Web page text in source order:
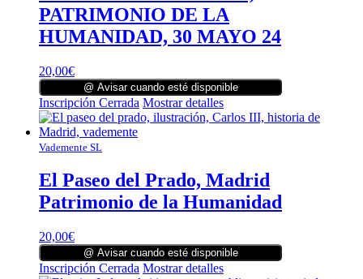
PATRIMONIO DE LA
HUMANIDAD, 30 MAYO 24
20,00€
@ Avisar cuando esté disponible
Inscripción Cerrada Mostrar detalles
Vademente SL
El Paseo del Prado, Madrid
Patrimonio de la Humanidad
20,00€
@ Avisar cuando esté disponible
Inscripción Cerrada Mostrar detalles